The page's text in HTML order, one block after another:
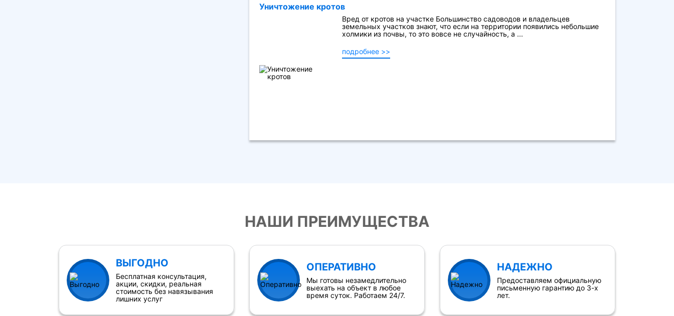
Уничтожение кротов
Вред от кротов на участке Большинство садоводов и владельцев
земельных участков знают, что если на территории появились небольшие
холмики из почвы, то это вовсе не случайность, а ...
подробнее >>
НАШИ ПРЕИМУЩЕСТВА
ВЫГОДНО
Бесплатная консультация,
акции, скидки, реальная
стоимость без навязывания
лишних услуг
ОПЕРАТИВНО
Мы готовы незамедлительно
выехать на объект в любое
время суток. Работаем 24/7.
НАДЕЖНО
Предоставляем официальную
письменную гарантию до 3-х
лет.